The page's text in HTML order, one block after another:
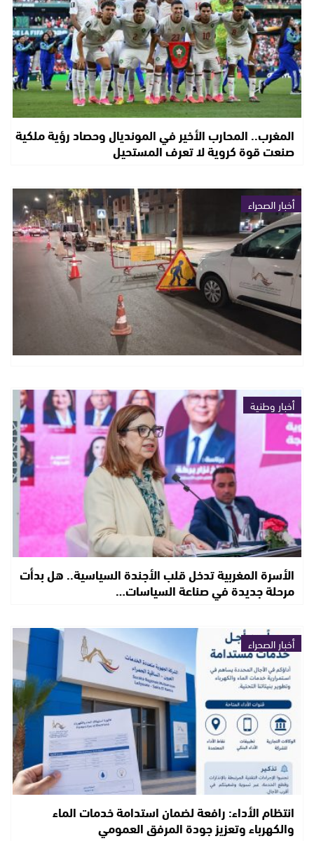
المغرب.. المحارب الأخير في المونديال وحصاد رؤية ملكية
صنعت قوة كروية لا تعرف المستحيل
أخبار الصحراء
أخبار وطنية
الأسرة المغربية تدخل قلب الأجندة السياسية.. هل بدأت
مرحلة جديدة في صناعة السياسات…
أخبار الصحراء
انتظام الأداء: رافعة لضمان استدامة خدمات الماء
والكهرباء وتعزيز جودة المرفق العمومي